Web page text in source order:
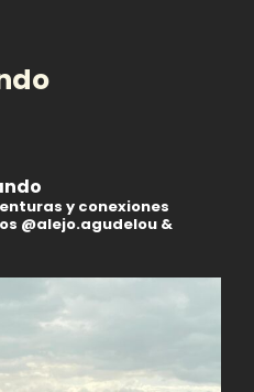
y conexiones
@alejo.agudelou &